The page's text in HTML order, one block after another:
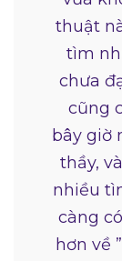
thuật
tìm
chưa
cũng
bây giờ
thầy,
nhiều
càng
hơn về